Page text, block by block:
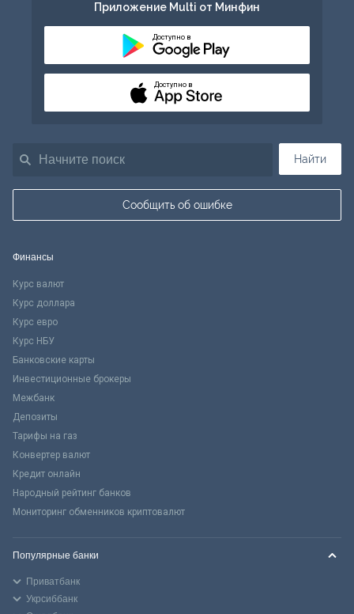
Найти
Сообщить об ошибке
Приложение Multi от Минфин
Доступно в
Доступно в
Финансы
Курс валют
Курс доллара
Курс евро
Курс НБУ
Банковские карты
Инвестиционные брокеры
Межбанк
Депозиты
Тарифы на газ
Конвертер валют
Кредит онлайн
Народный рейтинг банков
Мониторинг обменников криптовалют
Популярные банки
Приватбанк
Укрсиббанк